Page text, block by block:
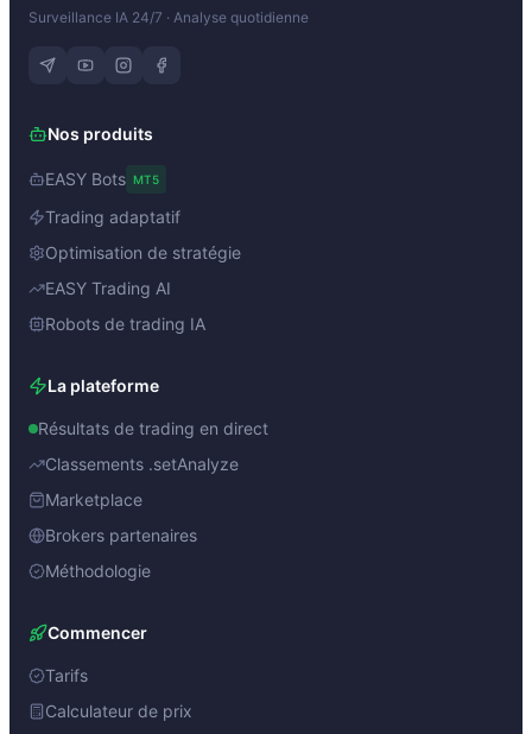
Surveillance IA 24/7 · Analyse quotidienne
Nos produits
EASY Bots MT5
Trading adaptatif
Optimisation de stratégie
EASY Trading AI
Robots de trading IA
La plateforme
Résultats de trading en direct
Classements .setAnalyze
Marketplace
Brokers partenaires
Méthodologie
Commencer
Tarifs
Calculateur de prix